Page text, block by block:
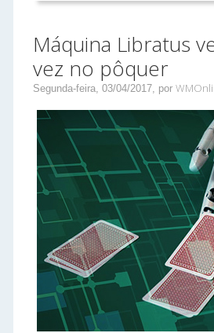
Máquina Libratus
vez no pôquer
Segunda-feira, 03/04/2017, por